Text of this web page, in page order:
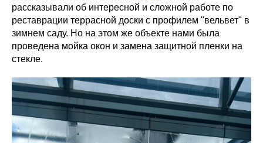
рассказывали об интересной и сложной работе по
реставрации террасной доски с профилем "вельвет" в
зимнем саду. Но на этом же объекте нами была
проведена мойка окон и замена защитной пленки на
стекле.